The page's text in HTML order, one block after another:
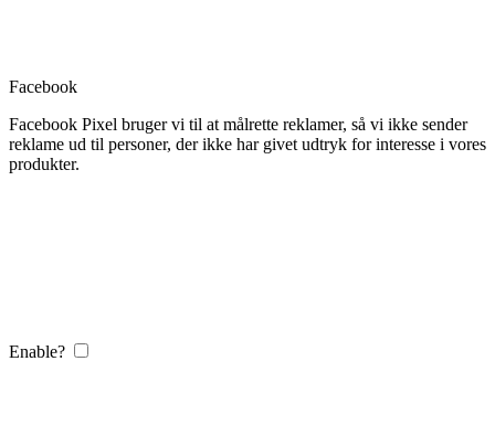
Facebook
Facebook Pixel bruger vi til at målrette reklamer, så vi ikke sender
reklame ud til personer, der ikke har givet udtryk for interesse i vores
produkter.
Enable?